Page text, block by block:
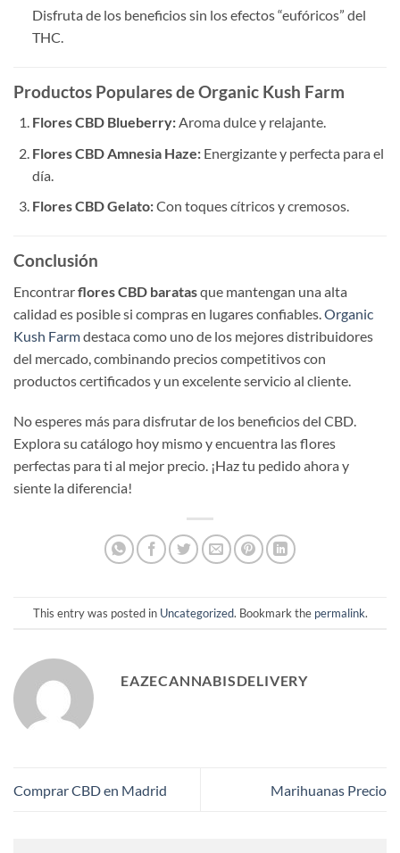
Disfruta de los beneficios sin los efectos “eufóricos” del
THC.
Productos Populares de Organic Kush Farm
Flores CBD Blueberry:Aroma dulce y relajante.
Flores CBD Amnesia Haze:Energizante y perfecta para el
día.
Flores CBD Gelato:Con toques cítricos y cremosos.
Conclusión
Encontrarflores CBD baratasque mantengan una alta
calidad es posible si compras en lugares confiables. Organic
Kush Farmdestaca como uno de los mejores distribuidores
del mercado, combinando precios competitivos con
productos certificados y un excelente servicio al cliente.
No esperes más para disfrutar de los beneficios del CBD.
Explora su catálogo hoy mismo y encuentra las flores
perfectas para ti al mejor precio. ¡Haz tu pedido ahora y
siente la diferencia!
This entry was posted in Uncategorized. Bookmark the permalink.
EAZECANNABISDELIVERY
Comprar CBD en Madrid Marihuanas Precio